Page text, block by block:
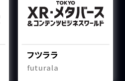
フツララ
futurala